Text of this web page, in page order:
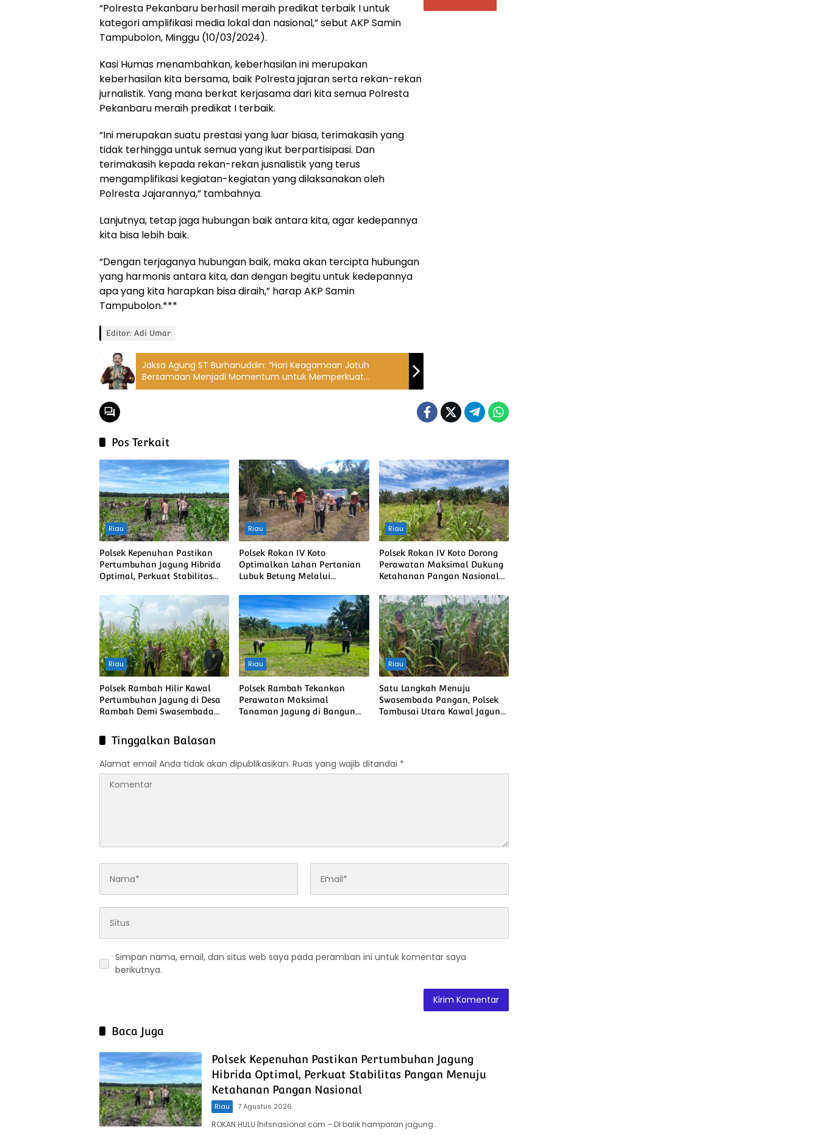
“Polresta Pekanbaru berhasil meraih predikat terbaik I untuk
kategori amplifikasi media lokal dan nasional,” sebut AKP Samin
Tampubolon, Minggu (10/03/2024).
Kasi Humas menambahkan, keberhasilan ini merupakan
keberhasilan kita bersama, baik Polresta jajaran serta rekan-rekan
jurnalistik. Yang mana berkat kerjasama dari kita semua Polresta
Pekanbaru meraih predikat I terbaik.
“Ini merupakan suatu prestasi yang luar biasa, terimakasih yang
tidak terhingga untuk semua yang ikut berpartisipasi. Dan
terimakasih kepada rekan-rekan jusnalistik yang terus
mengamplifikasi kegiatan-kegiatan yang dilaksanakan oleh
Polresta Jajarannya,” tambahnya.
Lanjutnya, tetap jaga hubungan baik antara kita, agar kedepannya
kita bisa lebih baik.
“Dengan terjaganya hubungan baik, maka akan tercipta hubungan
yang harmonis antara kita, dan dengan begitu untuk kedepannya
apa yang kita harapkan bisa diraih,” harap AKP Samin
Tampubolon.***
Editor: Adi Umar
Jaksa Agung ST Burhanuddin: “Hari Keagamaan Jatuh
Bersamaan Menjadi Momentum untuk Memperkuat
Toleransi Antar Agama”
Pos Terkait
Riau
Polsek Kepenuhan Pastikan
Pertumbuhan Jagung Hibrida
Optimal, Perkuat Stabilitas
Pangan Nasional
Riau
Polsek Rokan IV Koto
Optimalkan Lahan Pertanian
Lubuk Betung Melalui
Swasembada Pangan Nasional
Riau
Polsek Rokan IV Koto Dorong
Perawatan Maksimal Dukung
Ketahanan Pangan Nasional
Riau
Polsek Rambah Hilir Kawal
Pertumbuhan Jagung di Desa
Rambah Demi Swasembada
Riau
Polsek Rambah Tekankan
Perawatan Maksimal
Tanaman Jagung di Bangun
Riau
Satu Langkah Menuju
Swasembada Pangan, Polsek
Tambusai Utara Kawal Jagung
Tinggalkan Balasan
Alamat email Anda tidak akan dipublikasikan. Ruas yang wajib ditandai *
Simpan nama, email, dan situs web saya pada peramban ini untuk komentar saya
berikutnya.
Baca Juga
Polsek Kepenuhan Pastikan Pertumbuhan Jagung
Hibrida Optimal, Perkuat Stabilitas Pangan Menuju
Ketahanan Pangan Nasional
Riau 7 Agustus 2026
ROKAN HULU |hitsnasional.com – Di balik hamparan jagung…